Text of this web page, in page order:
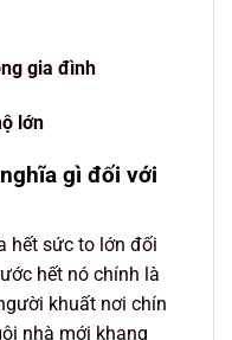
gia đình
lớn
gì đối với
hết sức to lớn đối
hết nó chính là
khuất nơi chín
nhà mới khang